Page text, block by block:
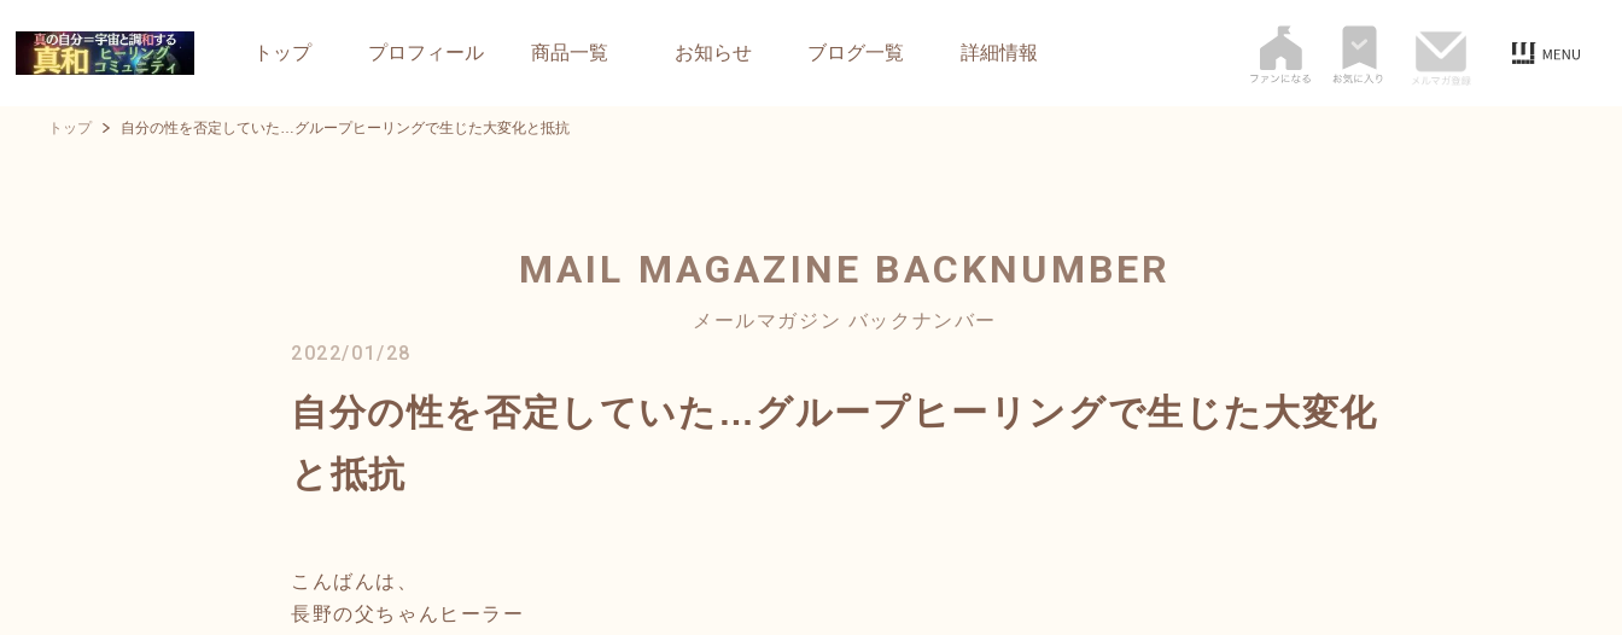
トップ プロフィール 商品一覧 お知らせ ブログ一覧 詳細情報
トップ 自分の性を否定していた…グループヒーリングで生じた大変化と抵抗
MAIL MAGAZINE BACKNUMBER
メールマガジン バックナンバー
2022/01/28
自分の性を否定していた…グループヒーリングで生じた大変化
と抵抗
こんばんは、
長野の父ちゃんヒーラー